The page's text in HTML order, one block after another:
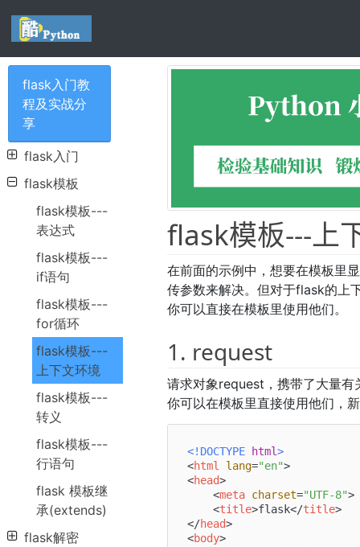
flask入门教
程及实战分
享
flask入门
flask模板
flask模板---
表达式
flask模板---
if语句
flask模板---
for循环
flask模板---
上下文环境
flask模板---
转义
flask模板---
行语句
flask 模板继
承(extends)
flask解密
flask模板---上
在前面的示例中，想要在模板里
传参数来解决。但对于flask的上
你可以直接在模板里使用他们。
1. request
请求对象request，携带了大量
你可以在模板里直接使用他们，
<!DOCTYPE html>
<html lang="en">
<head>
<meta charset="UTF-8">
<title>flask</title>
</head>
<body>